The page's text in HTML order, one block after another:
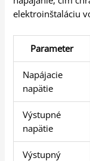
elektroinštaláciu
Parameter
Napájacie
napätie
Výstupné
napätie
Výstupný